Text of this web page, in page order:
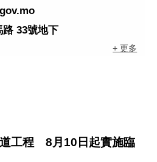
33號地下
+ 更多
工程 8月10日起實施臨